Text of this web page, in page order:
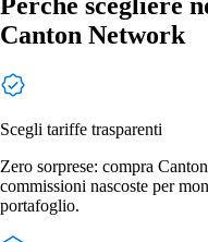
Canton Network
Scegli tariffe trasparenti
Zero sorprese: compra
commissioni nascoste per
portafoglio.